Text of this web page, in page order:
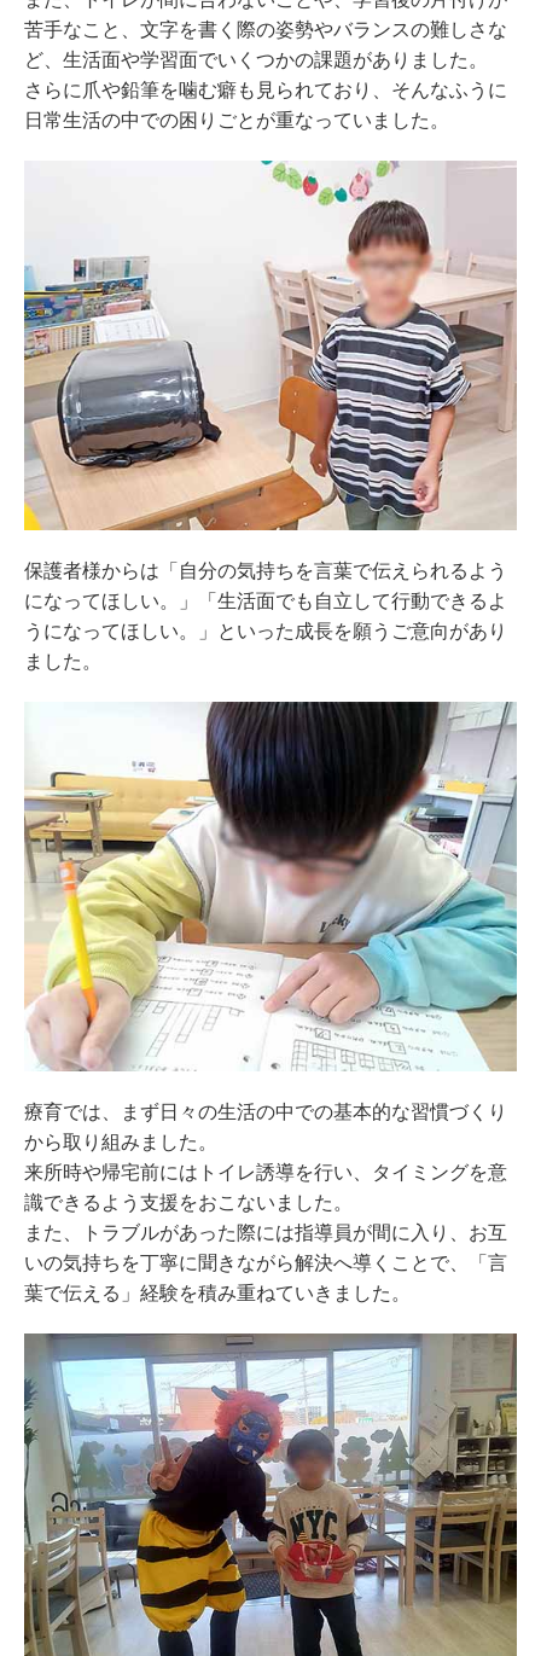
苦手なこと、文字を書く際の姿勢やバランスの難しさな
ど、生活面や学習面でいくつかの課題がありました。
さらに爪や鉛筆を噛む癖も見られており、そんなふうに
日常生活の中での困りごとが重なっていました。
保護者様からは「自分の気持ちを言葉で伝えられるよう
になってほしい。」「生活面でも自立して行動できるよ
うになってほしい。」といった成長を願うご意向があり
ました。
療育では、まず日々の生活の中での基本的な習慣づくり
から取り組みました。
来所時や帰宅前にはトイレ誘導を行い、タイミングを意
識できるよう支援をおこないました。
また、トラブルがあった際には指導員が間に入り、お互
いの気持ちを丁寧に聞きながら解決へ導くことで、「言
葉で伝える」経験を積み重ねていきました。